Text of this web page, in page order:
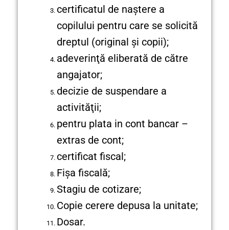
certificatul de naştere a
copilului pentru care se solicită
dreptul (original şi copii);
adeverinţă eliberată de către
angajator;
decizie de suspendare a
activităţii;
pentru plata in cont bancar –
extras de cont;
certificat fiscal;
Fișa fiscală;
Stagiu de cotizare;
Copie cerere depusa la unitate;
Dosar.